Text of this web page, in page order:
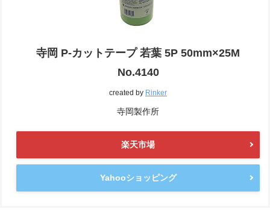
寺岡 P-カットテープ 若葉 5P 50mm×25M
No.4140
created by Rinker
寺岡製作所
楽天市場
Yahooショッピング